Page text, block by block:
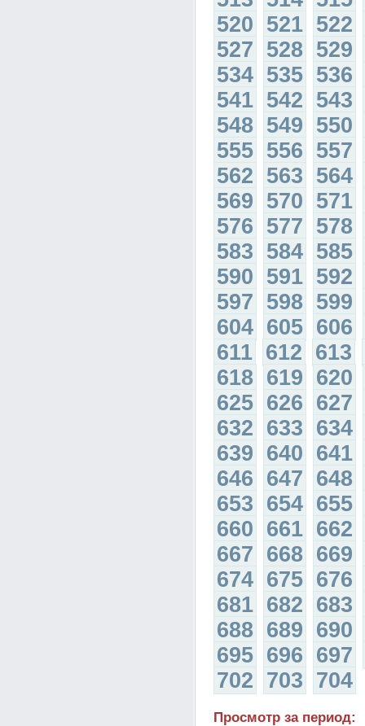
520 521 522
527 528 529
534 535 536
541 542 543
548 549 550
555 556 557
562 563 564
569 570 571
576 577 578
583 584 585
590 591 592
597 598 599
604 605 606
611 612 613
618 619 620
625 626 627
632 633 634
639 640 641
646 647 648
653 654 655
660 661 662
667 668 669
674 675 676
681 682 683
688 689 690
695 696 697
702 703 704
Просмотр за период: